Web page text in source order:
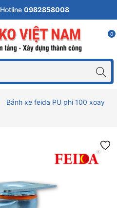
Hotline 0982858008
0
Bánh xe feida PU phi 100 xoay